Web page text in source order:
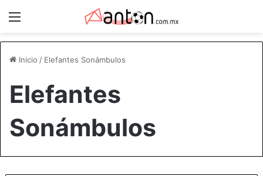
Inicio / Elefantes Sonámbulos
Elefantes
Sonámbulos